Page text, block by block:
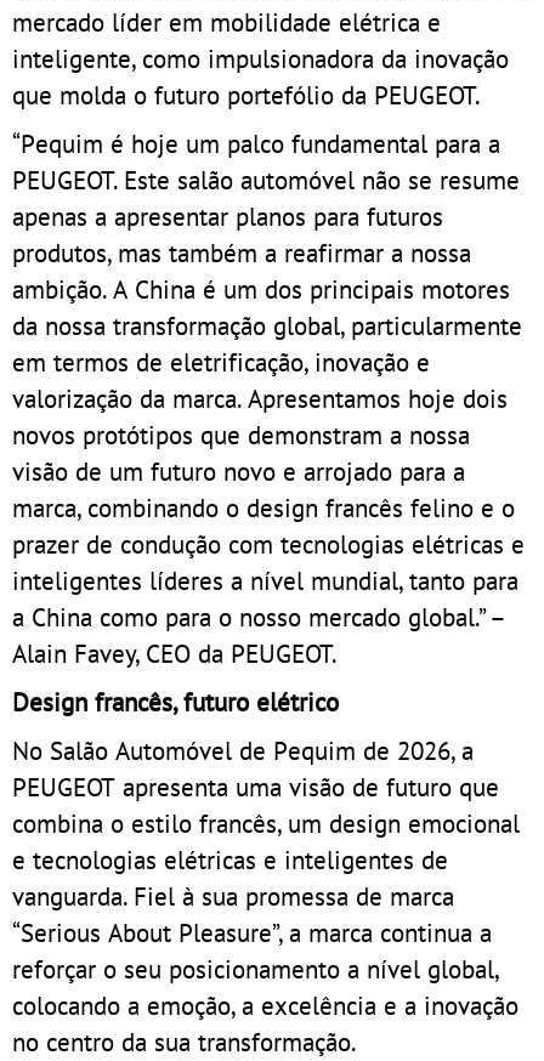
mercado líder em mobilidade elétrica e
inteligente, como impulsionadora da inovação
que molda o futuro portefólio da PEUGEOT.
“Pequim é hoje um palco fundamental para a
PEUGEOT. Este salão automóvel não se resume
apenas a apresentar planos para futuros
produtos, mas também a reafirmar a nossa
ambição. A China é um dos principais motores
da nossa transformação global, particularmente
em termos de eletrificação, inovação e
valorização da marca. Apresentamos hoje dois
novos protótipos que demonstram a nossa
visão de um futuro novo e arrojado para a
marca, combinando o design francês felino e o
prazer de condução com tecnologias elétricas e
inteligentes líderes a nível mundial, tanto para
a China como para o nosso mercado global.” –
Alain Favey, CEO da PEUGEOT.
Design francês, futuro elétrico
No Salão Automóvel de Pequim de 2026, a
PEUGEOT apresenta uma visão de futuro que
combina o estilo francês, um design emocional
e tecnologias elétricas e inteligentes de
vanguarda. Fiel à sua promessa de marca
“Serious About Pleasure”, a marca continua a
reforçar o seu posicionamento a nível global,
colocando a emoção, a excelência e a inovação
no centro da sua transformação.